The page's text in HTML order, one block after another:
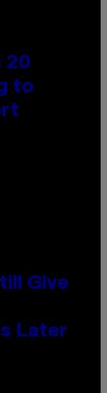
20
to
Give
Later